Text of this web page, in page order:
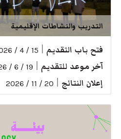
التدريب والنشاطات الإقليمية
فتح باب التقديم 15 / 4 / 2026
آخر موعد للتقديم 19 / 6 / 2026
إعلان النتائج 20 / 11 / 2026